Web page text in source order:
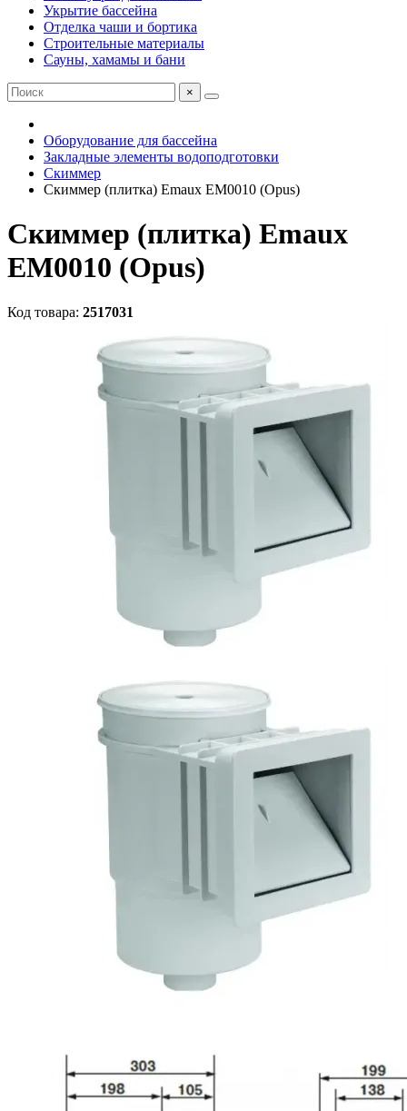
Укрытие бассейна
Отделка чаши и бортика
Строительные материалы
Сауны, хамамы и бани
×
Оборудование для бассейна
Закладные элементы водоподготовки
Скиммер
Скиммер (плитка) Emaux EM0010 (Opus)
Скиммер (плитка) Emaux
EM0010 (Opus)
Код товара: 2517031